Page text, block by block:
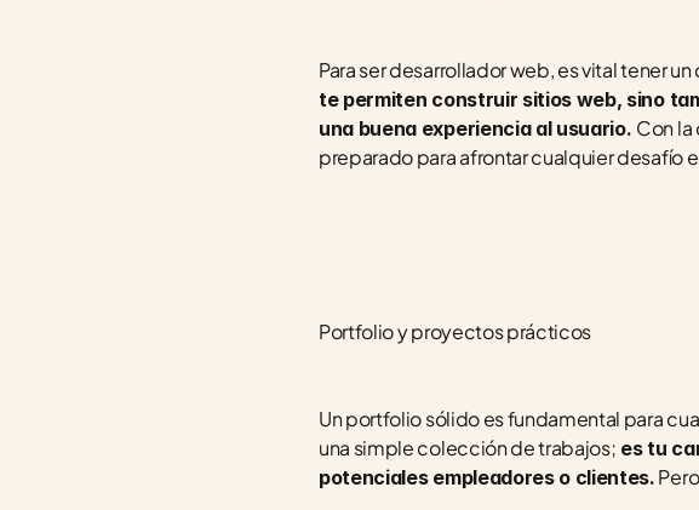
Para ser desarrollador web, es vital tener
te permiten construir sitios web, sino
una buena experiencia al usuario. Con
preparado para afrontar cualquier desafío
Portfolio y proyectos prácticos
Un portfolio sólido es fundamental para
una simple colección de trabajos; es tu
potenciales empleadores o clientes.